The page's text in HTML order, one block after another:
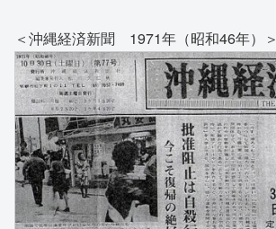
＜沖縄経済新聞 1971年（昭和46年）＞